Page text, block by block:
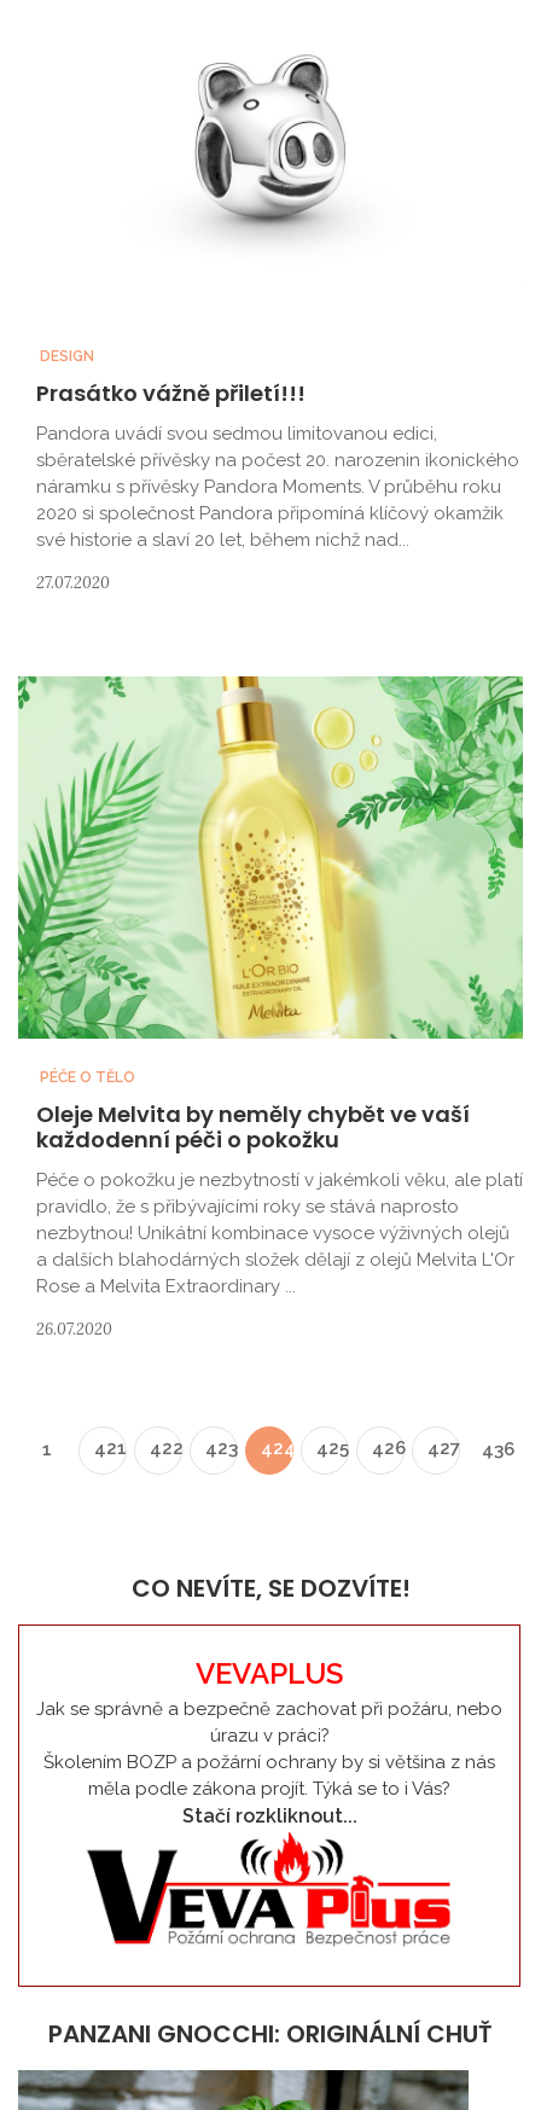
DESIGN
Prasátko vážně přiletí!!!
Pandora uvádí svou sedmou limitovanou edici,
sběratelské přívěsky na počest 20. narozenin ikonického
náramku s přívěsky Pandora Moments. V průběhu roku
2020 si společnost Pandora připomíná klíčový okamžik
své historie a slaví 20 let, během nichž nad...
27.07.2020
PÉČE O TĚLO
Oleje Melvita by neměly chybět ve vaší
každodenní péči o pokožku
Péče o pokožku je nezbytností v jakémkoli věku, ale platí
pravidlo, že s přibývajícími roky se stává naprosto
nezbytnou! Unikátní kombinace vysoce výživných olejů
a dalších blahodárných složek dělají z olejů Melvita L'Or
Rose a Melvita Extraordinary ...
26.07.2020
1 421 422 423 424 425 426 427 436
CO NEVÍTE, SE DOZVÍTE!
VEVAPLUS
Jak se správně a bezpečně zachovat při požáru, nebo
úrazu v práci?
Školením BOZP a požární ochrany by si většina z nás
měla podle zákona projít. Týká se to i Vás?
Stačí rozkliknout...
PANZANI GNOCCHI: ORIGINÁLNÍ CHUŤ